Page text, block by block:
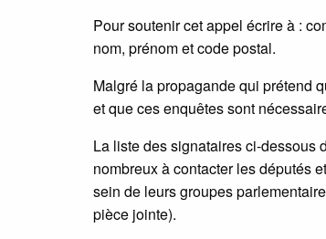
Pour soutenir cet appel écrire à :
nom, prénom et code postal.
Malgré la propagande qui prétend
et que ces enquêtes sont
La liste des signataires ci-dessous
nombreux à contacter les députés
sein de leurs groupes
pièce jointe).